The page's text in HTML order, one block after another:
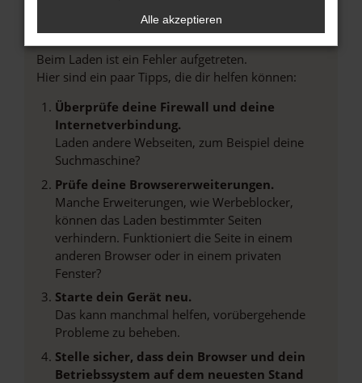
Fehler: Network Error
Beim Laden ist ein Fehler aufgetreten.
Hier sind ein paar Tipps, die dir helfen können:
Überprüfe deine Firewall und deine
Internetverbindung.
Laden andere Webseiten, zum Beispiel deine
Suchmaschine?
Prüfe deine Browsererweiterungen.
Manche Erweiterungen, wie Werbeblocker,
können das Laden bestimmter Seiten
verhindern. Funktioniert die Seite in einem
anderen Browser oder in einem privaten
Fenster?
Starte dein Gerät neu.
Das kann manchmal helfen, vorübergehende
Probleme zu beheben.
Stelle sicher, dass dein Browser und dein
Betriebssystem auf dem neuesten Stand
Alle akzeptieren